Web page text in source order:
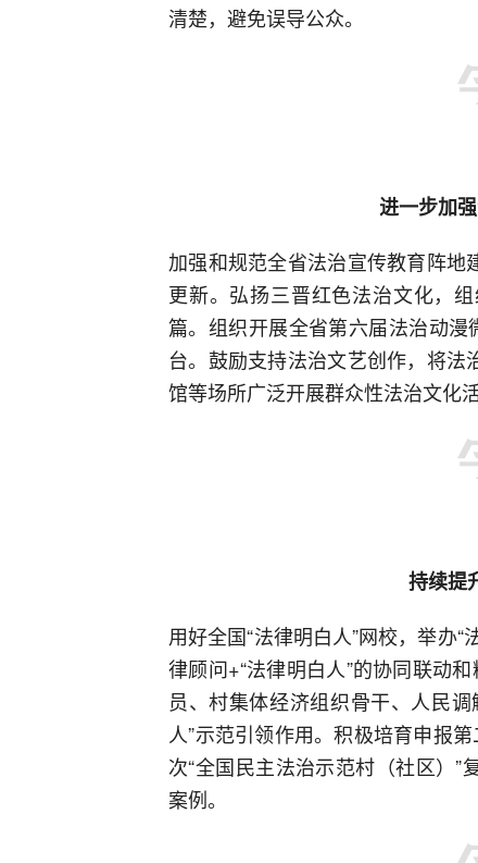
清楚，避免误导公众。
进一步加
加强和规范全省法治宣传教育阵
更新。弘扬三晋红色法治文化，
篇。组织开展全省第六届法治动漫
台。鼓励支持法治文艺创作，将
馆等场所广泛开展群众性法治文化
持续提
用好全国“法律明白人”网校，举办
律顾问+“法律明白人”的协同联动
员、村集体经济组织骨干、人民
人”示范引领作用。积极培育申报
次“全国民主法治示范村（社区）
案例。